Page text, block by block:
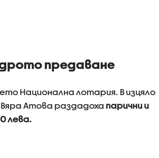
предаване
Национална лотария. В изцяло
Атова раздадоха парични и
лева.